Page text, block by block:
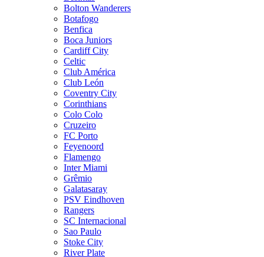
Bolton Wanderers
Botafogo
Benfica
Boca Juniors
Cardiff City
Celtic
Club América
Club León
Coventry City
Corinthians
Colo Colo
Cruzeiro
FC Porto
Feyenoord
Flamengo
Inter Miami
Grêmio
Galatasaray
PSV Eindhoven
Rangers
SC Internacional
Sao Paulo
Stoke City
River Plate